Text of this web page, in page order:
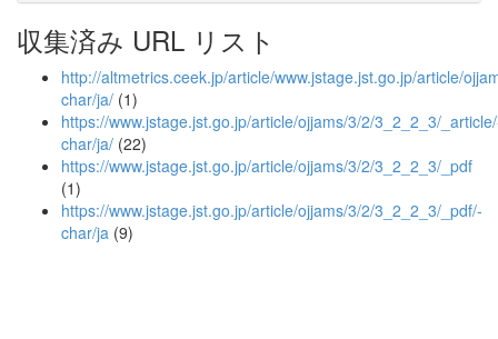
収集済み URL リスト
http://altmetrics.ceek.jp/article/www.jstage.jst.go.jp/article/
char/ja/ (1)
https://www.jstage.jst.go.jp/article/ojjams/3/2/3_2_2_3/
char/ja/ (22)
https://www.jstage.jst.go.jp/article/ojjams/3/2/3_2_2_3/_pdf
(1)
https://www.jstage.jst.go.jp/article/ojjams/3/2/3_2_2_3/_pdf/-
char/ja (9)